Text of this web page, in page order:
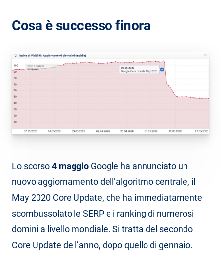
Cosa è successo finora
Lo scorso4 maggio Google ha annunciato un
nuovo aggiornamento dell’algoritmo centrale, il
May 2020 Core Update, che ha immediatamente
scombussolato le SERP e i ranking di numerosi
domini a livello mondiale. Si tratta del secondo
Core Update dell’anno, dopo quello di gennaio.